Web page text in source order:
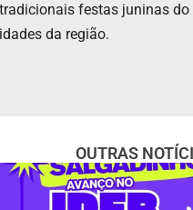
festas juninas
da região.
OUTRAS